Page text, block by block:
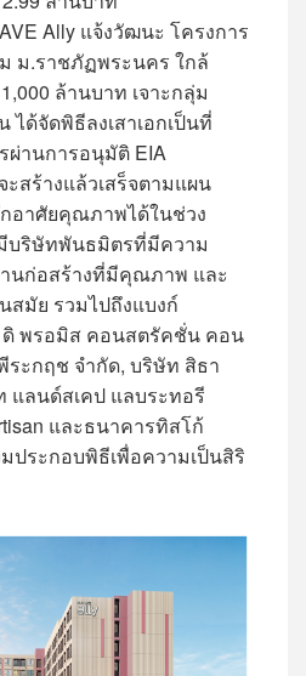
Ally แจ้งวัฒนะ โครงการ
ม.ราชภัฏพระนคร ใกล้
ล้านบาท เจาะกลุ่ม
ด้จัดพิธีลงเสาเอกเป็นที่
ผ่านการอนุมัติ EIA
ะสร้างแล้วเสร็จตามแผน
อาศัยคุณภาพได้ในช่วง
บริษัทพันธมิตรที่มีความ
นก่อสร้างที่มีคุณภาพ และ
มัย รวมไปถึงแบงก์
พรอมิส คอนสตรัคชั่น คอน
ะกฤช จำกัด, บริษัท สิธา
แลนด์สเคป แลบระทอรี
และธนาคารทิสโก้
ประกอบพิธีเพื่อความเป็นสิริ